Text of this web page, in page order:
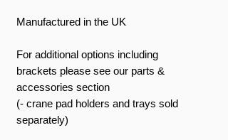
Manufactured in the UK
For additional options including
brackets please see our parts &
accessories section
(- crane pad holders and trays sold
separately)